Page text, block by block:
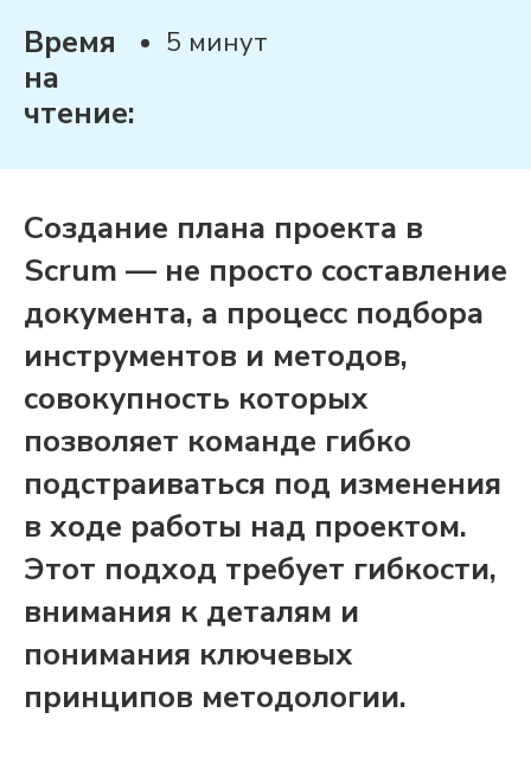
Время
на
чтение:
5 минут
Создание плана проекта в
Scrum — не просто составление
документа, а процесс подбора
инструментов и методов,
совокупность которых
позволяет команде гибко
подстраиваться под изменения
в ходе работы над проектом.
Этот подход требует гибкости,
внимания к деталям и
понимания ключевых
принципов методологии.